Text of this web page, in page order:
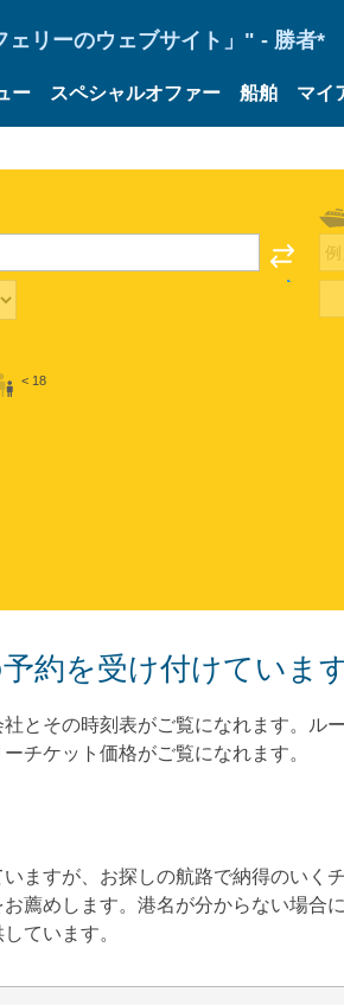
リーのウェブサイト」" - 勝者*
ー スペシャルオファー 船舶 マイ
< 18
約を受け付けています
とその時刻表がご覧になれます。ル
チケット価格がご覧になれます。
ますが、お探しの航路で納得のいく
薦めします。港名が分からない場合
ています。